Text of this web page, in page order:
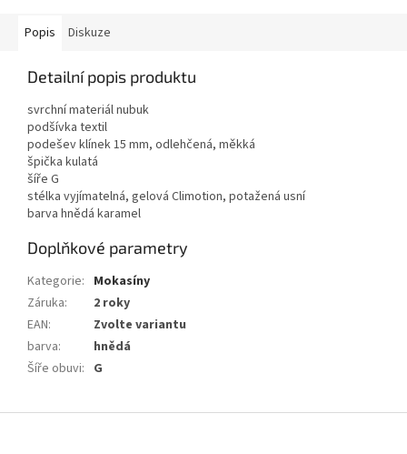
Popis Diskuze
Detailní popis produktu
svrchní materiál nubuk
podšívka textil
podešev klínek 15 mm, odlehčená, měkká
špička kulatá
šíře G
stélka vyjímatelná, gelová Climotion, potažená usní
barva hnědá karamel
Doplňkové parametry
Kategorie: Mokasíny
Záruka:
2 roky
EAN:
Zvolte variantu
barva:
hnědá
Šíře obuvi: G